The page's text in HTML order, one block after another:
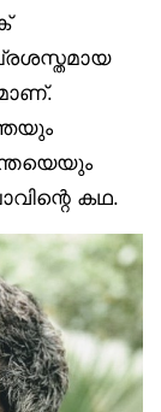
കഥ.